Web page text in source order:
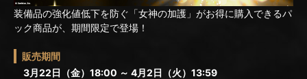
装備品の強化値低下を防ぐ「女神の加護」がお得に購入できるパ
ック商品が、期間限定で登場！
販売期間
3月22日（金）18:00 ～ 4月2日（火）13:59